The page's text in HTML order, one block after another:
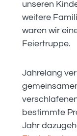
unseren
weitere
waren wir
Feiertruppe.
Jahrelang
bestimmte
Jahr